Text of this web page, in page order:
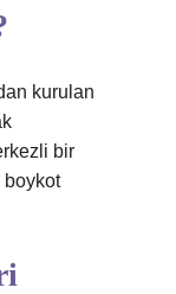
kurulan
bir
boykot